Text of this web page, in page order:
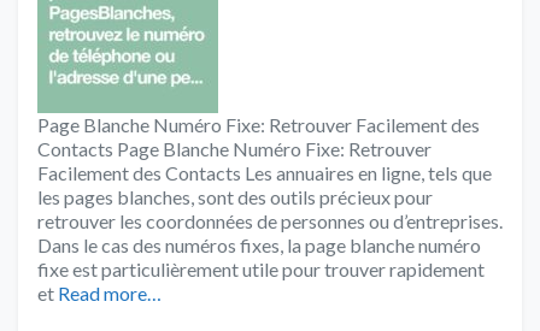
Page Blanche Numéro Fixe: Retrouver Facilement des
Contacts Page Blanche Numéro Fixe: Retrouver
Facilement des Contacts Les annuaires en ligne, tels que
les pages blanches, sont des outils précieux pour
retrouver les coordonnées de personnes ou d’entreprises.
Dans le cas des numéros fixes, la page blanche numéro
fixe est particulièrement utile pour trouver rapidement
et Read more…